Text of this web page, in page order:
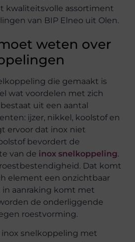
kwaliteitsvolle assortiment
van BIP Elneo uit Olen.
weten over
die gemaakt is
wat voordelen met zich
uit een aantal
ijzer, nikkel, koolstof en
ervoor dat inox niet
bevordert de
van de inox snelkoppeling.
Dat komt
element een onzichtbaar
in aanraking komt met
de onderliggende
roestvorming.